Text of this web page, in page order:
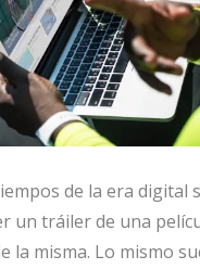
de la era digital
un tráiler de una
la misma. Lo mismo